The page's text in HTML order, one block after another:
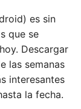
es sin
que se
Descargar
las semanas
interesantes
la fecha.